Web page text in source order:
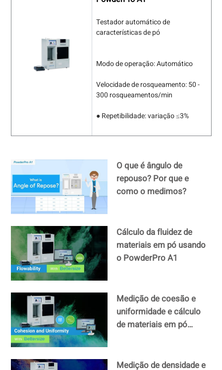
Testador automático de
características de pó
Modo de operação: Automático
Velocidade de rosqueamento: 50 -
300 rosqueamentos/min
● Repetibilidade: variação ≤3%
O que é ângulo de
repouso? Por que e
como o medimos?
Cálculo da fluidez de
materiais em pó usando
o PowderPro A1
Medição de coesão e
uniformidade e cálculo
de materiais em pó
Medição de densidade e